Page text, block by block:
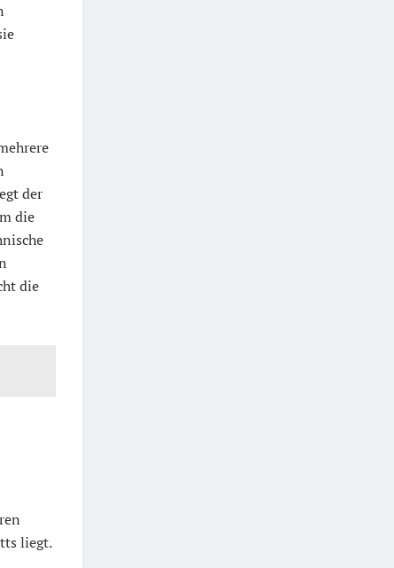
der
die
die
liegt.